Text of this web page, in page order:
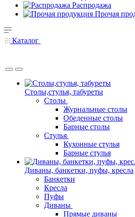
Распродажа
Прочая
Каталог
Столы,стулья, табуреты
Столы
Журнальные столы
Обеденные столы
Барные столы
Стулья
Кухонные стулья
Барные стулья
Диваны, банкетки, пуфы, кресла
Банкетки
Кресла
Пуфы
Диваны
Прямые диваны